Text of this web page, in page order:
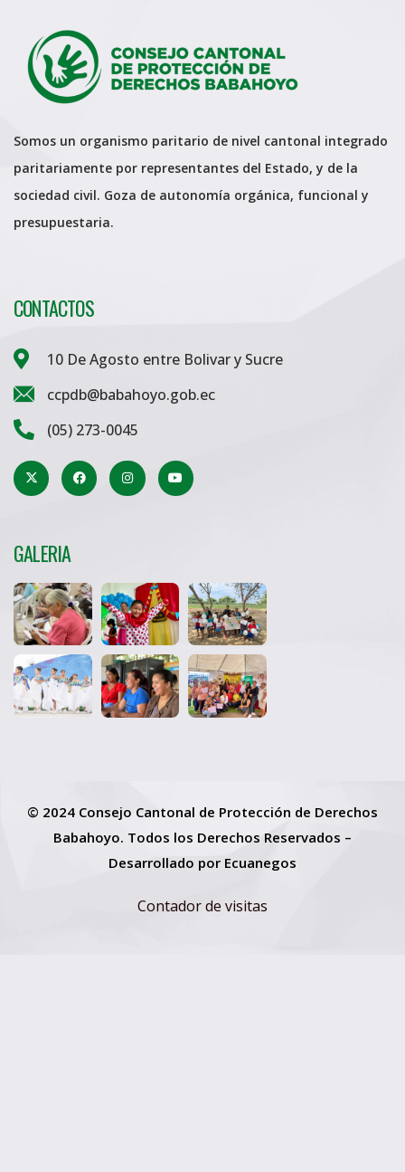
Somos un organismo paritario de nivel cantonal integrado
paritariamente por representantes del Estado, y de la
sociedad civil. Goza de autonomía orgánica, funcional y
presupuestaria.
CONTACTOS
10 De Agosto entre Bolivar y Sucre
ccpdb@babahoyo.gob.ec
(05) 273-0045
GALERIA
© 2024 Consejo Cantonal de Protección de Derechos
Babahoyo. Todos los Derechos Reservados –
Desarrollado por Ecuanegos
Contador de visitas